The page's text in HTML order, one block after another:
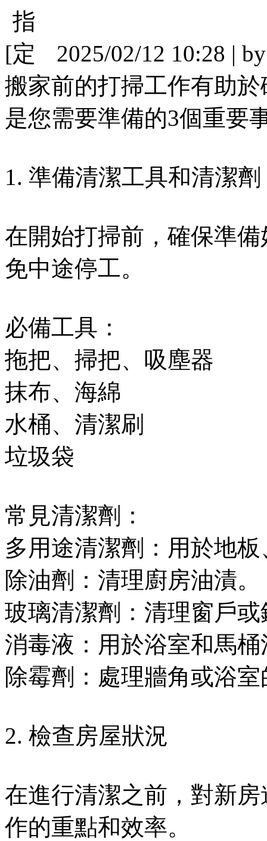
[
2025/02/12 10:28 |
搬家前的打掃工作有助
是您需要準備的3個重要
1. 準備清潔工具和清潔劑
在開始打掃前，確保準
免中途停工。
必備工具：
拖把、掃把、吸塵器
抹布、海綿
水桶、清潔刷
垃圾袋
常見清潔劑：
多用途清潔劑：用於地
除油劑：清理廚房油漬。
玻璃清潔劑：清理窗戶或
消毒液：用於浴室和馬桶
除霉劑：處理牆角或浴
2. 檢查房屋狀況
在進行清潔之前，對新
作的重點和效率。